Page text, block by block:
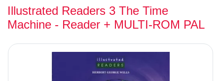
Illustrated Readers 3 The Time
Machine - Reader + MULTI-ROM PAL